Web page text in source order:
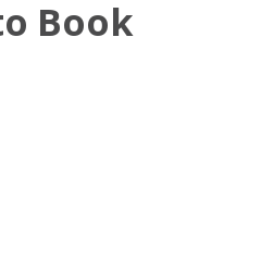
Book